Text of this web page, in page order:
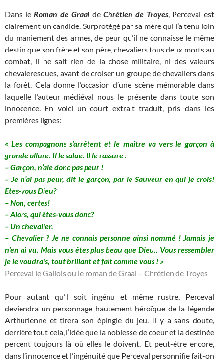
Dans leRoman de GraaldeChrétien de Troyes, Perceval est
clairement un candide. Surprotégé par sa mère qui l’a tenu loin
du maniement des armes, de peur qu’il ne connaisse le même
destin que son frère et son père, chevaliers tous deux morts au
combat, il ne sait rien de la chose militaire, ni des valeurs
chevaleresques, avant de croiser un groupe de chevaliers dans
la forêt. Cela donne l’occasion d’une scène mémorable dans
laquelle l’auteur médiéval nous le présente dans toute son
innocence. En voici un court extrait traduit, pris dans les
premières lignes:
« Les compagnons s’arrêtent et le maître va vers le garçon à
grande allure. Il le salue. Il le rassure :
– Garçon, n’aie donc pas peur !
– Je n’ai pas peur, dit le garçon, par le Sauveur en qui je crois!
Etes-vous Dieu?
– Non, certes!
– Alors, qui êtes-vous donc?
– Un chevalier.
– Chevalier ? Je ne connais personne ainsi nommé ! Jamais je
n’en ai vu. Mais vous êtes plus beau que Dieu.. Vous ressembler
je le voudrais, tout brillant et fait comme vous ! »
Perceval le Gallois ou le roman de Graal – Chrétien de Troyes
Pour autant qu’il soit ingénu et même rustre, Perceval
deviendra un personnage hautement héroïque de la légende
Arthurienne et tirera son épingle du jeu. Il y a sans doute,
derrière tout cela, l’idée que la noblesse de coeur et la destinée
percent toujours là où elles le doivent. Et peut-être encore,
dans l’innocence et l’ingénuité que Perceval personnifie fait-on